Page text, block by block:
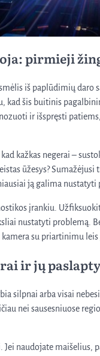
pirmieji
iš paplūdimių daro
kad šis buitinis
ir išspręsti
kažkas negerai –
ūžesys? Sumažėjusi
ją galima nustatyti
įrankiu.
nustatyti problemą.
su priartinimu
ir jų
silpnai arba visai
nei sausesniuose
naudojate maišelius,